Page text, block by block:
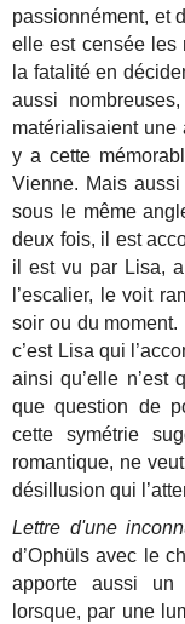
passionnément, et
elle est censée les
la fatalité en
aussi
matérialisaient une
y a cette
Vienne. Mais
sous le même
deux fois, il est
il est vu par Lisa,
l’escalier, le voit
soir ou du
c’est Lisa qui
ainsi qu’elle n’est
que question de
cette symétrie
romantique, ne
désillusion qui
Lettre d'une
d’Ophüls avec le
apporte aussi un
lorsque, par une